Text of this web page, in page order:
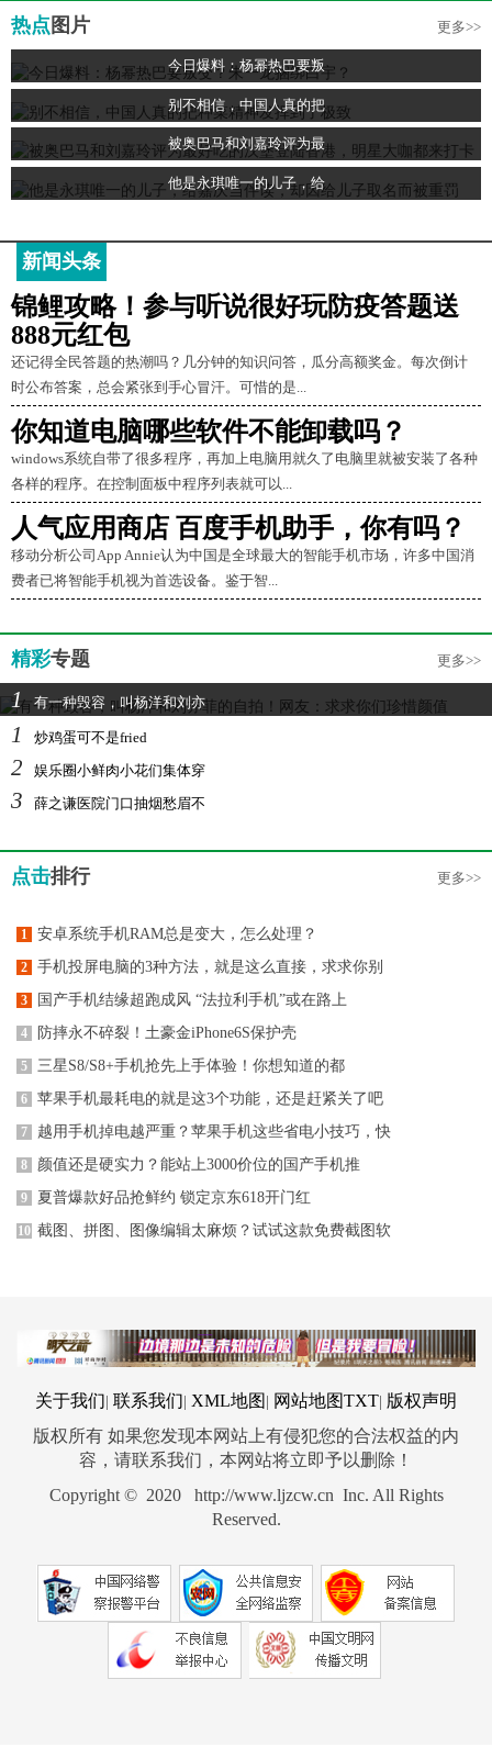
热点 图片 更多>>
今日爆料：杨幂热巴要叛
别不相信，中国人真的把
被奥巴马和刘嘉玲评为最
他是永琪唯一的儿子，给
新闻头条
锦鲤攻略！参与听说很好玩防疫答题送
888元红包
还记得全民答题的热潮吗？几分钟的知识问答，瓜分高额奖金。每次倒计
时公布答案，总会紧张到手心冒汗。可惜的是...
你知道电脑哪些软件不能卸载吗？
windows系统自带了很多程序，再加上电脑用就久了电脑里就被安装了各种
各样的程序。在控制面板中程序列表就可以...
人气应用商店 百度手机助手，你有吗？
移动分析公司App Annie认为中国是全球最大的智能手机市场，许多中国消
费者已将智能手机视为首选设备。鉴于智...
精彩专题 更多>>
1 有一种毁容，叫杨洋和刘亦
1 炒鸡蛋可不是fried
2 娱乐圈小鲜肉小花们集体穿
3 薛之谦医院门口抽烟愁眉不
点击排行 更多>>
1 安卓系统手机RAM总是变大，怎么处理？
2 手机投屏电脑的3种方法，就是这么直接，求求你别
3 国产手机结缘超跑成风 “法拉利手机”或在路上
4 防摔永不碎裂！土豪金iPhone6S保护壳
5 三星S8/S8+手机抢先上手体验！你想知道的都
6 苹果手机最耗电的就是这3个功能，还是赶紧关了吧
7 越用手机掉电越严重？苹果手机这些省电小技巧，快
8 颜值还是硬实力？能站上3000价位的国产手机推
9 夏普爆款好品抢鲜约 锁定京东618开门红
10 截图、拼图、图像编辑太麻烦？试试这款免费截图软
关于我们 联系我们 XML地图 网站地图TXT 版权声明
版权所有 如果您发现本网站上有侵犯您的合法权益的内
容，请联系我们，本网站将立即予以删除！
Copyright © 2020 http://www.ljzcw.cn Inc. All Rights
Reserved.